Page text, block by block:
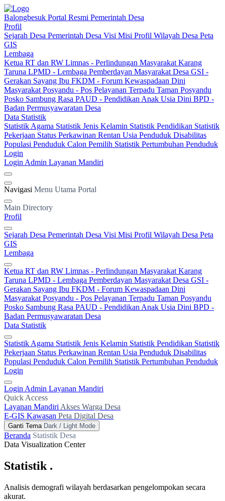
Balongbesuk Portal Resmi Pemerintah Desa
Profil
Sejarah Desa Pemerintah Desa Visi Misi Profil Wilayah Desa Peta
GIS
Lembaga
Ketua RT dan RW Limnas - Perlindungan Masyarakat Karang
Taruna LPMD - Lembaga Pemberdayan Masyarakat Desa GSI -
Gerakan Sayang Ibu FKDM - Forum Kewaspadaan Dini
Masyarakat Posyandu - Pos Pelayanan Terpadu Taman Posyandu
Posko Sambung Rasa PAUD - Pendidikan Anak Usia Dini BPD -
Badan Permusyawaratan Desa
Data Statistik
Statistik Agama Statistik Jenis Kelamin Statistik Pendidikan Statistik
Pekerjaan Status Perkawinan Rentan Usia Penduduk Disabilitas
Populasi Penduduk Calon Pemilih Statistik Pertumbuhan Penduduk
Login
Login Admin Layanan Mandiri
Navigasi Menu Utama Portal
Main Directory
Profil
Sejarah Desa Pemerintah Desa Visi Misi Profil Wilayah Desa Peta
GIS
Lembaga
Ketua RT dan RW Limnas - Perlindungan Masyarakat Karang
Taruna LPMD - Lembaga Pemberdayan Masyarakat Desa GSI -
Gerakan Sayang Ibu FKDM - Forum Kewaspadaan Dini
Masyarakat Posyandu - Pos Pelayanan Terpadu Taman Posyandu
Posko Sambung Rasa PAUD - Pendidikan Anak Usia Dini BPD -
Badan Permusyawaratan Desa
Data Statistik
Statistik Agama Statistik Jenis Kelamin Statistik Pendidikan Statistik
Pekerjaan Status Perkawinan Rentan Usia Penduduk Disabilitas
Populasi Penduduk Calon Pemilih Statistik Pertumbuhan Penduduk
Login
Login Admin Layanan Mandiri
Quick Access
Layanan Mandiri Akses Warga Desa
E-GIS Kawasan Peta Digital Desa
Ganti Tema Dark / Light Mode
Beranda Statistik Desa
Data Visualization Center
Statistik .
Analisis demografi wilayah berdasarkan pengelompokan secara
akurat.